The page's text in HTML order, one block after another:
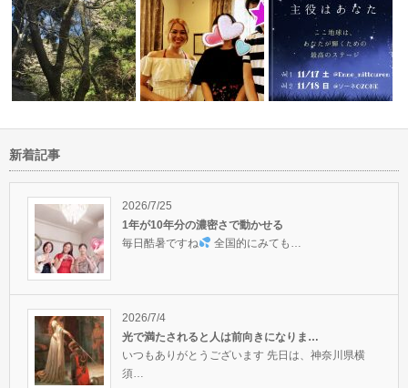
しい家
赤目四十八滝から宇陀市の龍穴ご夫婦でアデプト♪おめでとう嫌なことがあるのは成長
新着記事
2026/7/25
1年が10年分の濃密さで動かせる
毎日酷暑ですね
全国的にみても…
2026/7/4
光で満たされると人は前向きになりま…
いつもありがとうございます 先日は、神奈川県横
須…